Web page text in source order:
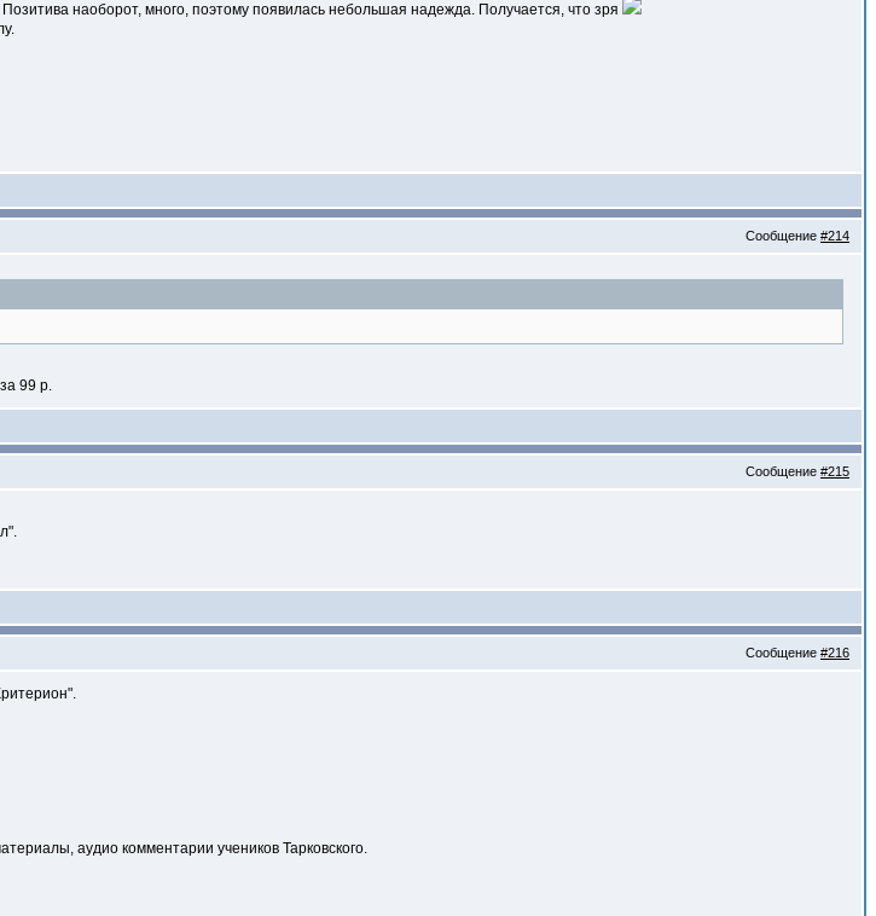
Позитива наоборот, много, поэтому появилась небольшая надежда. Получается, что зря
Сообщение #214
99 р.
Сообщение #215
Сообщение #216
аудио комментарии учеников Тарковского.